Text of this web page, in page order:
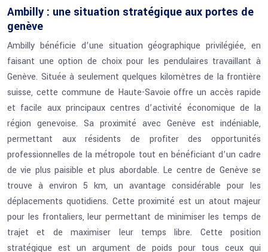
Ambilly : une situation stratégique aux portes de
genève
Ambilly bénéficie d’une situation géographique privilégiée, en
faisant une option de choix pour les pendulaires travaillant à
Genève. Située à seulement quelques kilomètres de la frontière
suisse, cette commune de Haute-Savoie offre un accès rapide
et facile aux principaux centres d’activité économique de la
région genevoise. Sa proximité avec Genève est indéniable,
permettant aux résidents de profiter des opportunités
professionnelles de la métropole tout en bénéficiant d’un cadre
de vie plus paisible et plus abordable. Le centre de Genève se
trouve à environ 5 km, un avantage considérable pour les
déplacements quotidiens. Cette proximité est un atout majeur
pour les frontaliers, leur permettant de minimiser les temps de
trajet et de maximiser leur temps libre. Cette position
stratégique est un argument de poids pour tous ceux qui